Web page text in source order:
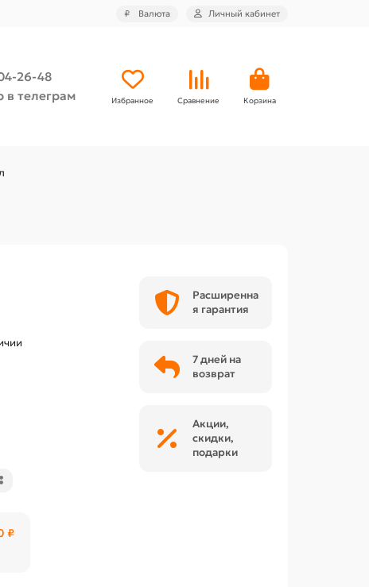
₽ Валюта Личный кабинет
26-48
телеграм
Избранное Сравнение Корзина
₽
Расширенна
я гарантия
7 дней на
возврат
Акции,
скидки,
подарки